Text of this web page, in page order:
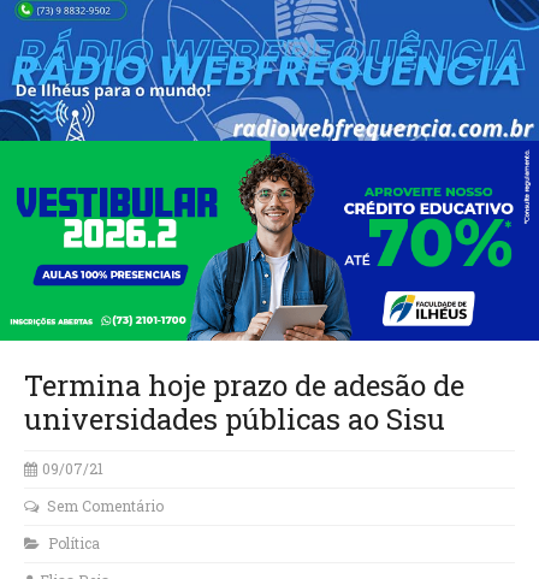
Termina hoje prazo de adesão de
universidades públicas ao Sisu
09/07/21
Sem Comentário
Política